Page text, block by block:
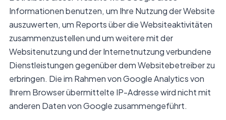
Informationen benutzen, um Ihre Nutzung der Website
auszuwerten, um Reports über die Websiteaktivitäten
zusammenzustellen und um weitere mit der
Websitenutzung und der Internetnutzung verbundene
Dienstleistungen gegenüber dem Websitebetreiber zu
erbringen. Die im Rahmen von Google Analytics von
Ihrem Browser übermittelte IP-Adresse wird nicht mit
anderen Daten von Google zusammengeführt.